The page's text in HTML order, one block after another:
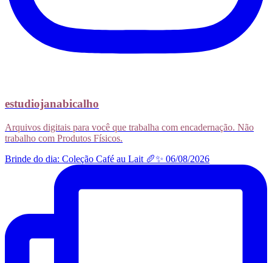
estudiojanabicalho
Arquivos digitais para você que trabalha com encadernação. Não
trabalho com Produtos Físicos.
Brinde do dia: Coleção Café au Lait 🥖✨ 06/08/2026